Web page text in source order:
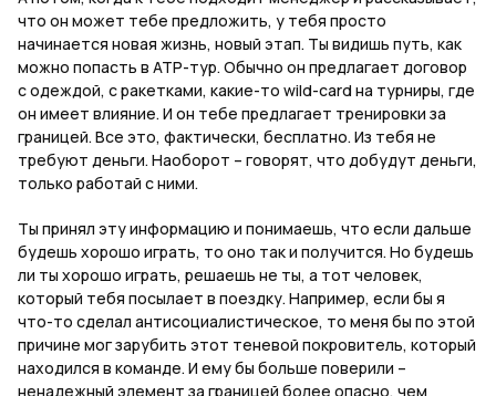
что он может тебе предложить, у тебя просто
начинается новая жизнь, новый этап. Ты видишь путь, как
можно попасть в АТР-тур. Обычно он предлагает договор
с одеждой, с ракетками, какие-то wild-card на турниры, где
он имеет влияние. И он тебе предлагает тренировки за
границей. Все это, фактически, бесплатно. Из тебя не
требуют деньги. Наоборот – говорят, что добудут деньги,
только работай с ними.
Ты принял эту информацию и понимаешь, что если дальше
будешь хорошо играть, то оно так и получится. Но будешь
ли ты хорошо играть, решаешь не ты, а тот человек,
который тебя посылает в поездку. Например, если бы я
что-то сделал антисоциалистическое, то меня бы по этой
причине мог зарубить этот теневой покровитель, который
находился в команде. И ему бы больше поверили –
ненадежный элемент за границей более опасно, чем